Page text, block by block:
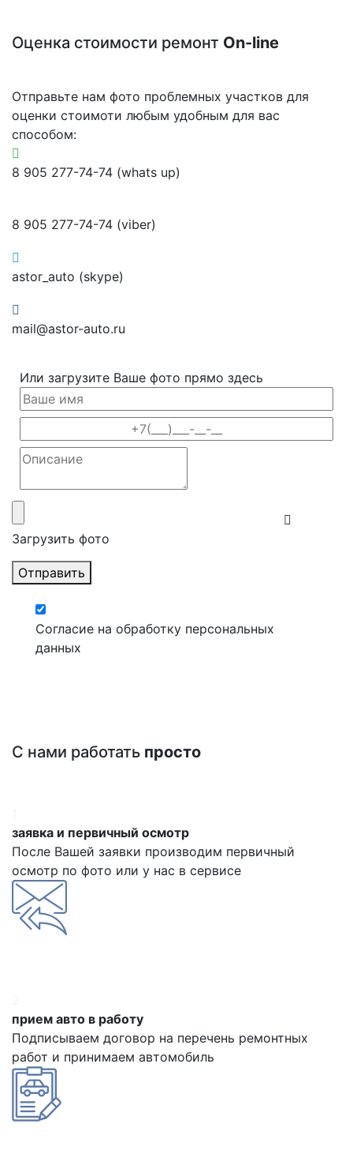
Оценка стоимости ремонт On-line
Отправьте нам фото проблемных участков для
оценки стоимоти любым удобным для вас
способом:
8 905 277-74-74 (whats up)
8 905 277-74-74 (viber)
astor_auto (skype)
mail@astor-auto.ru
Или загрузите Ваше фото прямо здесь
Загрузить фото
Отправить
Согласие на обработку персональных
данных
С нами работать просто
заявка и первичный осмотр
После Вашей заявки производим первичный
осмотр по фото или у нас в сервисе
прием авто в работу
Подписываем договор на перечень ремонтных
работ и принимаем автомобиль